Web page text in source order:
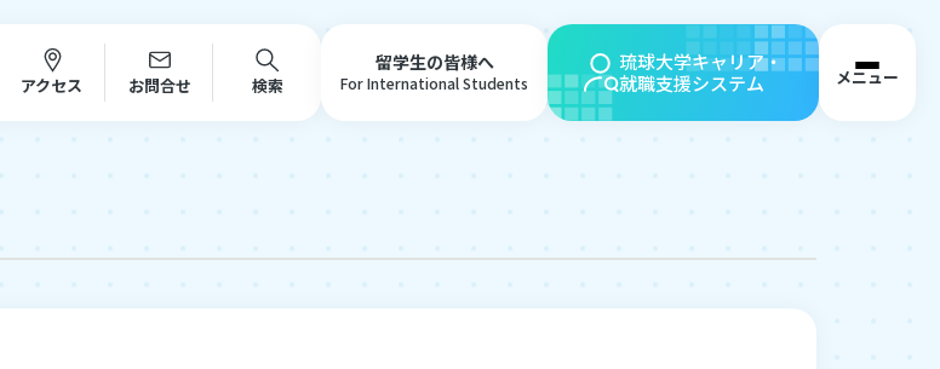
アクセス お問合せ 検索
留学生の皆様へ
For International Students
琉球大学キャリア・
就職支援システム
在籍生の皆様へ 企業・団体の皆様へ
メニュー